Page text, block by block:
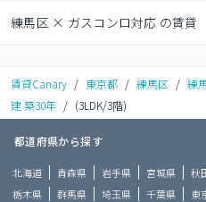
練馬区 × ガスコンロ対応 の賃貸
賃貸Canary / 東京都 / 練馬区 / 練
建 築30年 / (3LDK/3階)
都道府県から探す
北海道 青森県 岩手県 宮城県 秋
栃木県
群馬県 埼玉県 千葉県 東